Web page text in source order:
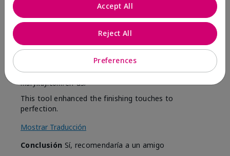
MK completion sponge
porShirley "Girl"
Evaluado en
marykay.com/en-us/
This tool enhanced the finishing touches to
perfection.
Mostrar Traducción
Conclusión Sí, recomendaría a un amigo
Preferences
Reject All
Accept All